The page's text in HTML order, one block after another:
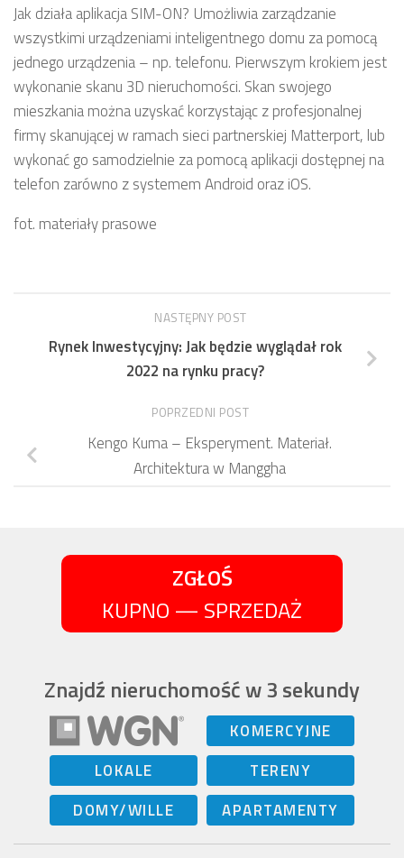
Jak działa aplikacja SIM-ON? Umożliwia zarządzanie
wszystkimi urządzeniami inteligentnego domu za pomocą
jednego urządzenia – np. telefonu. Pierwszym krokiem jest
wykonanie skanu 3D nieruchomości. Skan swojego
mieszkania można uzyskać korzystając z profesjonalnej
firmy skanującej w ramach sieci partnerskiej Matterport, lub
wykonać go samodzielnie za pomocą aplikacji dostępnej na
telefon zarówno z systemem Android oraz iOS.
fot. materiały prasowe
NASTĘPNY POST
Rynek Inwestycyjny: Jak będzie wyglądał rok
2022 na rynku pracy?
POPRZEDNI POST
Kengo Kuma – Eksperyment. Materiał.
Architektura w Manggha
ZGŁOŚ
KUPNO — SPRZEDAŻ
Znajdź nieruchomość w 3 sekundy
KOMERCYJNE
LOKALE
TERENY
DOMY/WILLE
APARTAMENTY